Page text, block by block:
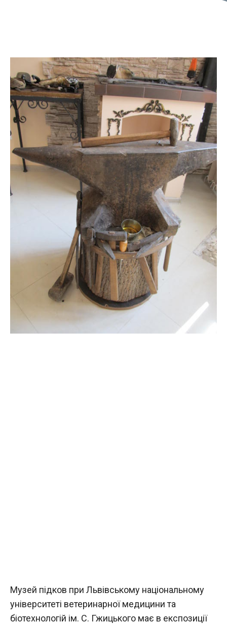
Музей підков при Львівському національному
університеті ветеринарної медицини та
біотехнологій ім. С. Гжицького має в експозиції